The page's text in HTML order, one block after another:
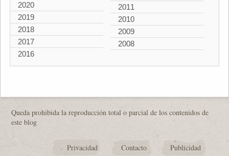
2020
2019
2018
2017
2016
2011
2010
2009
2008
Queda prohibida la reproducción total o parcial de los contenidos de
este blog
Privacidad Contacto Publicidad